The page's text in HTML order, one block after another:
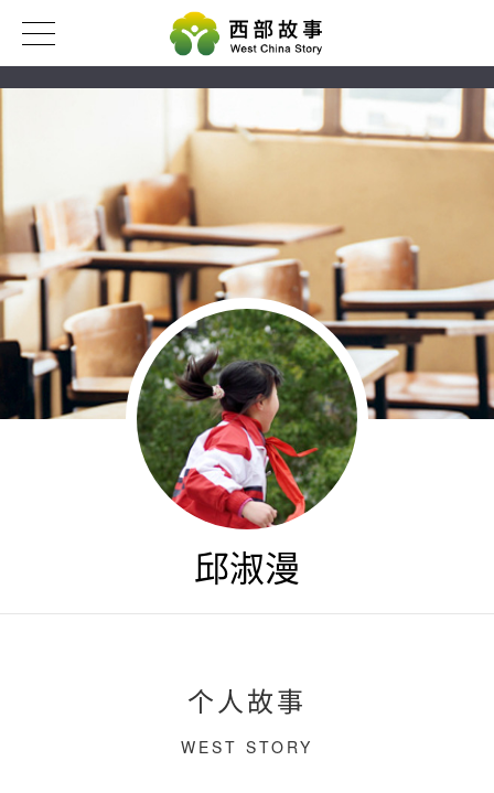
邱淑漫
个人故事
WEST STORY